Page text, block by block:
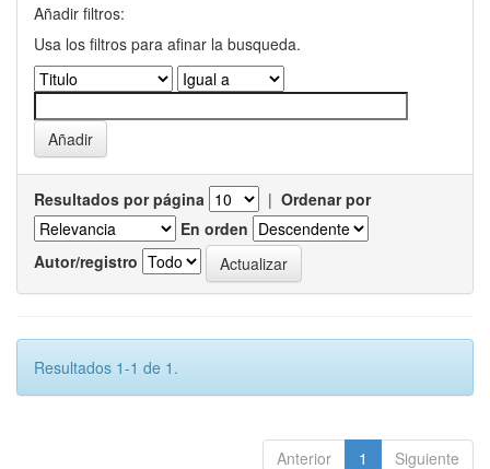
Añadir filtros:
Usa los filtros para afinar la busqueda.
Resultados por página | Ordenar por
En orden
Autor/registro
Resultados 1-1 de 1.
Anterior 1 Siguiente